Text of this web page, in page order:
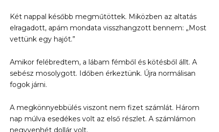
Két nappal később megműtöttek. Miközben az altatás
elragadott, apám mondata visszhangzott bennem: „Most
vettünk egy hajót.”
Amikor felébredtem, a lábam fémből és kötésből állt. A
sebész mosolygott. Időben érkeztünk. Újra normálisan
fogok járni.
A megkönnyebbülés viszont nem fizet számlát. Három
nap múlva esedékes volt az első részlet. A számlámon
negyvenhét dollár volt.